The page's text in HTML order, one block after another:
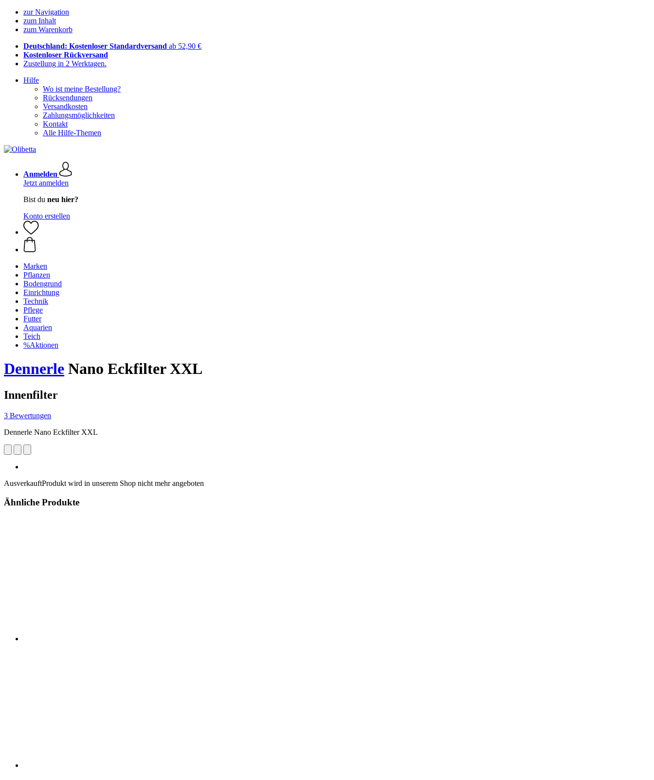
zur Navigation
zum Inhalt
zum Warenkorb
Deutschland: Kostenloser Standardversand ab 52,90 €
Kostenloser Rückversand
Zustellung in 2 Werktagen.
Hilfe
Wo ist meine Bestellung?
Rücksendungen
Versandkosten
Zahlungsmöglichkeiten
Kontakt
Alle Hilfe-Themen
Anmelden
Jetzt anmelden
Bist du neu hier?
Konto erstellen
Marken
Pflanzen
Bodengrund
Einrichtung
Technik
Pflege
Futter
Aquarien
Teich
%Aktionen
Dennerle Nano Eckfilter XXL
Innenfilter
3 Bewertungen
Dennerle Nano Eckfilter XXL
AusverkauftProdukt wird in unserem Shop nicht mehr angeboten
Ähnliche Produkte